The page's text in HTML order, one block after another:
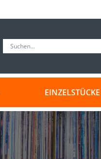
EINZELSTÜCKE